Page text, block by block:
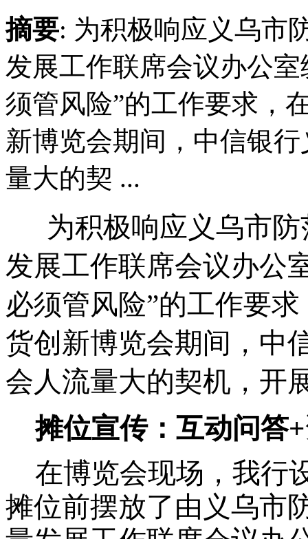
摘要: 为积极响应义乌市
发展工作联席会议办公
须管风险”的工作要求，
新博览会期间，中信银
量大的契 ...
为积极响应义乌市防
发展工作联席会议办公
必须管风险”的工作要求
货创新博览会期间， 中
会人流量大的契机，开
摊位宣传：互动问答
在博览会现场， 我行
摊位前摆放了由义乌市